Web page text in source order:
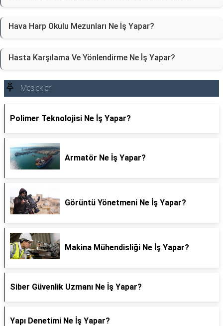
Hava Harp Okulu Mezunları Ne İş Yapar?
Hasta Karşılama Ve Yönlendirme Ne İş Yapar?
Meslekler
Polimer Teknolojisi Ne İş Yapar?
Armatör Ne İş Yapar?
Görüntü Yönetmeni Ne İş Yapar?
Makina Mühendisliği Ne İş Yapar?
Siber Güvenlik Uzmanı Ne İş Yapar?
Yapı Denetimi Ne İş Yapar?